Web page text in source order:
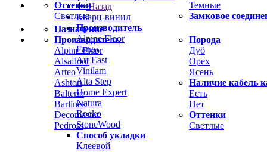
Оттенки
Светлые
Темные
Замковое
Назначение
Производитель
Alpine Floor
Alsafloor
Arteo
Ashton
Balterio
Barlinek
Decomaster
Pedross
Порода
Дуб
Орех
Ясень
Наличие кабель
Есть
Нет
Оттенки
Светлые
Назад
Кварц-винил
Производитель
Alpine Floor
Fargo
Art East
Vinilam
Alta Step
Home Expert
Natura
Rocko
StoneWood
Способ укладки
Клеевой